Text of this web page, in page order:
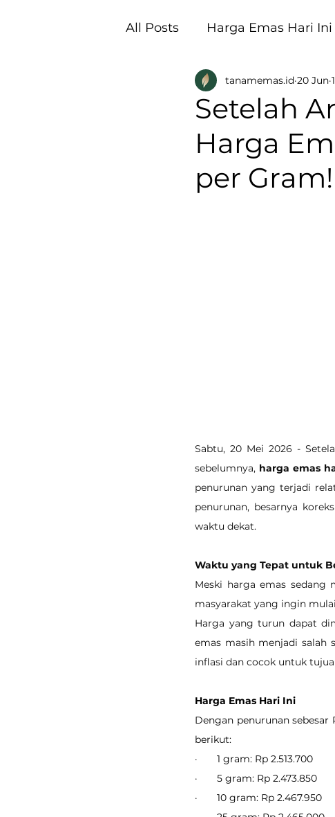
All Posts Harga Emas Hari Ini
Pembukaan Galeri Tanam
Setelah
Harga
per Gram!
tanamemas.id 20 Jun
Sabtu, 20 Mei 2026 -
sebelumnya, harga emas
penurunan yang terjadi
penurunan, besarnya
waktu dekat.
Waktu yang Tepat untuk
Meski harga emas
masyarakat yang ingin
Harga yang turun dapat
emas masih menjadi salah
inflasi dan cocok untuk
Harga Emas Hari Ini
Dengan penurunan sebesar
berikut:
·       1 gram: Rp 2.513.700
·       5 gram: Rp 2.473.850
·       10 gram: Rp 2.467.950